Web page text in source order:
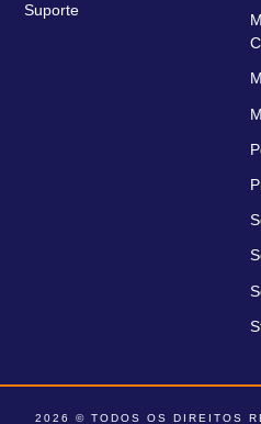
Suporte
2026 © TODOS OS DIREITOS